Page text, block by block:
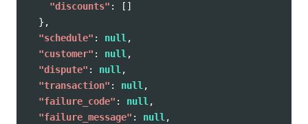
"discounts" :
[]
},
"schedule" : null ,
"customer" : null ,
"dispute" : null ,
"transaction" : null ,
"failure_code" : null ,
"failure_message" : null ,